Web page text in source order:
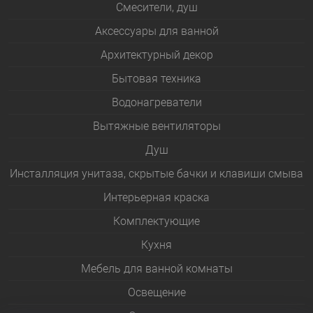
Смесители, душ
Аксессуары для ванной
Архитектурный декор
Бытовая техника
Водонагреватели
Вытяжные вентиляторы
Душ
Инсталляция унитаза, скрытые бачки и клавиши смыва
Интерьерная краска
Комплектующие
Кухня
Мебель для ванной комнаты
Освещение